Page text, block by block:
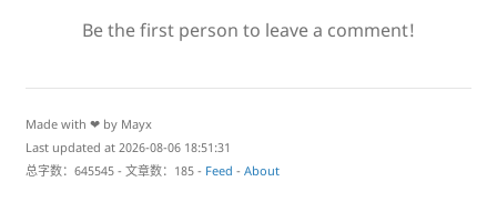
Be the first person to leave a comment!
Made with ❤ by Mayx
Last updated at 2026-08-06 18:51:31
总字数：645545 - 文章数：185 - Feed - About